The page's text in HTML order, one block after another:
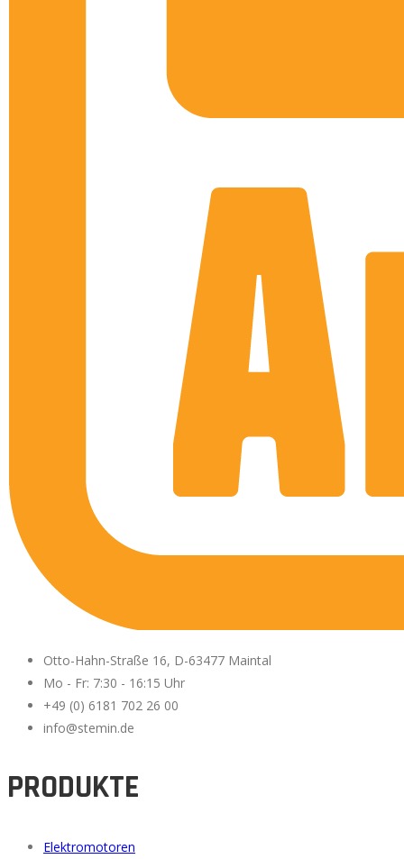
Otto-Hahn-Straße 16, D-63477 Maintal
Mo - Fr: 7:30 - 16:15 Uhr
+49 (0) 6181 702 26 00
info@stemin.de
PRODUKTE
Elektromotoren